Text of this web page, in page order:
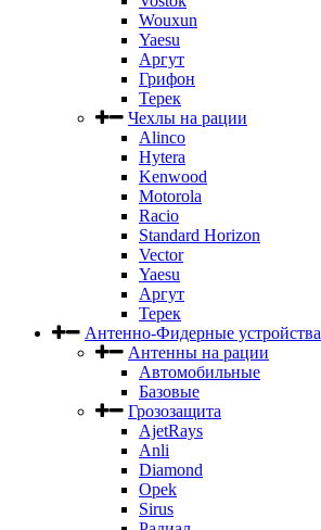
Wouxun
Yaesu
Аргут
Грифон
Терек
Чехлы на рации
Alinco
Hytera
Kenwood
Motorola
Racio
Standard Horizon
Vector
Yaesu
Аргут
Терек
Антенно-Фидерные устройства
Антенны на рации
Автомобильные
Базовые
Грозозащита
AjetRays
Anli
Diamond
Opek
Sirus